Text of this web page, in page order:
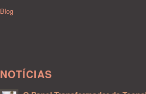
Blog
NOTÍCIAS